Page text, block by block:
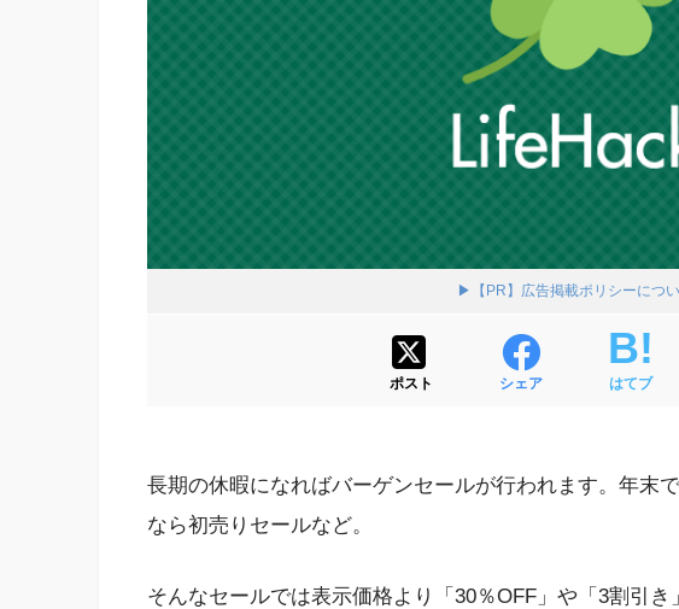
▶【PR】広告掲載ポリシーにつ
ポスト シェア はてブ
長期の休暇になればバーゲンセールが行われます。年末
なら初売りセールなど。
そんなセールでは表示価格より「30％OFF」や「3割引